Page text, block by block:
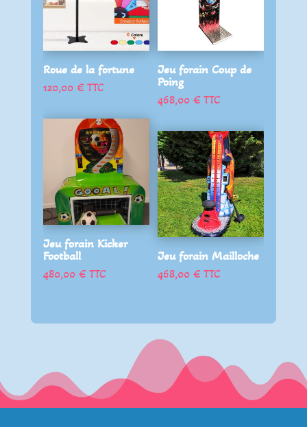
Roue de la fortune
120,00 €TTC
Jeu forain Coup de
Poing
468,00€ TTC
Jeu forain Kicker
Football
480,00 €TTC
Jeu forain Mailloche
468,00€ TTC